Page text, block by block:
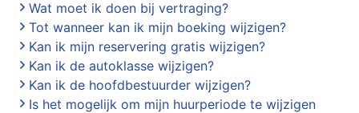
Wat moet ik doen bij vertraging?
Tot wanneer kan ik mijn boeking wijzigen?
Kan ik mijn reservering gratis wijzigen?
Kan ik de autoklasse wijzigen?
Kan ik de hoofdbestuurder wijzigen?
Is het mogelijk om mijn huurperiode te wijzigen